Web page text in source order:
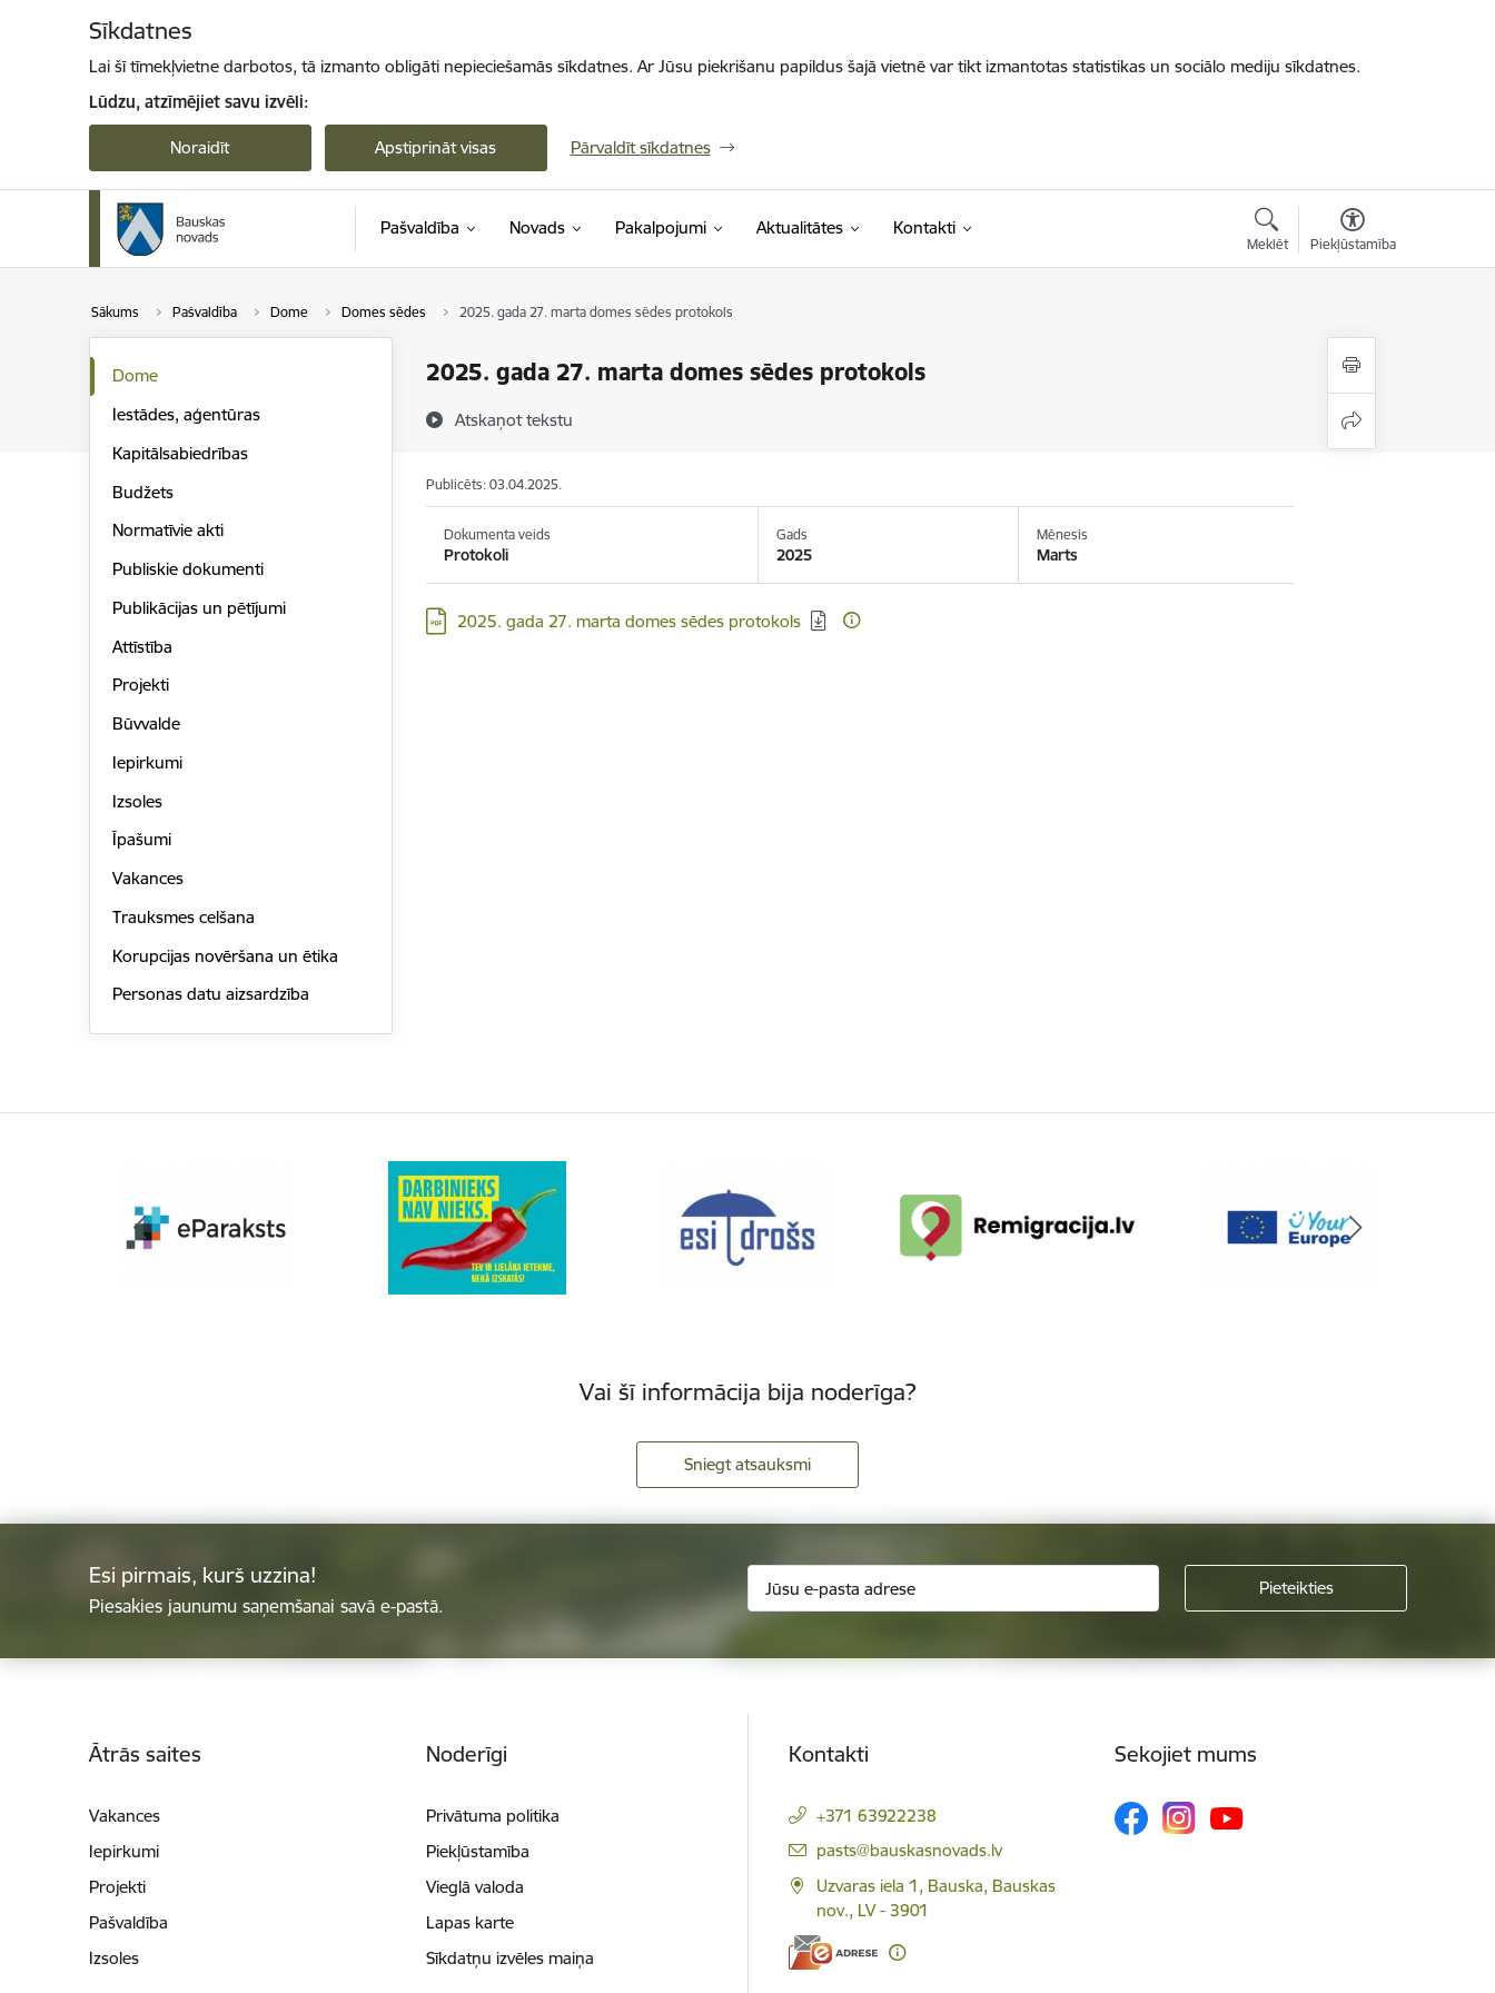
Sīkdatnes
Lai šī tīmekļvietne darbotos, tā izmanto obligāti nepieciešamās sīkdatnes. Ar Jūsu piekrišanu papildus šajā vietnē var tikt izmantotas statistikas un sociālo mediju sīkdatnes.
Lūdzu, atzīmējiet savu izvēli:
Noraidīt Apstiprināt visas Pārvaldīt sīkdatnes
Pašvaldība Novads Pakalpojumi Aktualitātes Kontakti
Meklēt Piekļūstamība
Sākums Pašvaldība Dome Domes sēdes 2025. gada 27. marta domes sēdes protokols
2025. gada 27. marta domes sēdes protokols
Atskaņot tekstu
Dome
Iestādes, aģentūras
Kapitālsabiedrības
Budžets
Normatīvie akti
Publiskie dokumenti
Publikācijas un pētījumi
Attīstība
Projekti
Būvvalde
Iepirkumi
Izsoles
Īpašumi
Vakances
Trauksmes celšana
Korupcijas novēršana un ētika
Personas datu aizsardzība
Publicēts: 03.04.2025.
Dokumenta veids
Protokoli
Gads
2025
Mēnesis
Marts
Lejupielādēt:
2025. gada 27. marta domes sēdes protokols
Vai šī informācija bija noderīga?
Sniegt atsauksmi
Esi pirmais, kurš uzzina!
Piesakies jaunumu saņemšanai savā e-pastā.
Ātrās saites
Vakances
Iepirkumi
Projekti
Pašvaldība
Izsoles
Noderīgi
Privātuma politika
Piekļūstamība
Vieglā valoda
Lapas karte
Sīkdatņu izvēles maiņa
Kontakti
+371 63922238
E-pasts:
pasts@bauskasnovads.lv
Uzvaras iela 1, Bauska, Bauskas
nov., LV - 3901
Sekojiet mums